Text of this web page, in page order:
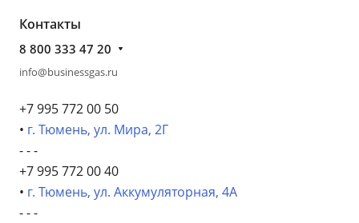
Контакты
8 800 333 47 20
info@businessgas.ru
+7 995 772 00 50
• г. Тюмень, ул. Мира, 2Г
- - -
+7 995 772 00 40
• г. Тюмень, ул. Аккумуляторная, 4А
- - -